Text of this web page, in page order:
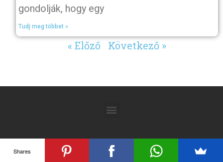
gondolják, hogy egy
Tudj meg többet »
« Előző Következő »
Shares